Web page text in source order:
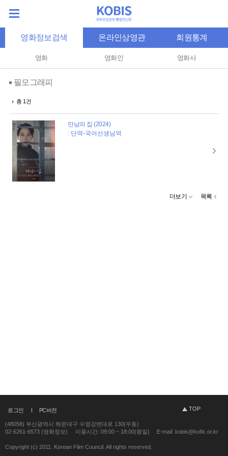
영화정보검색 온라인상영관 회원통계
영화 영화인 영화사
필모그래피
총 1건
만남의 집 (2024)
: 단역-국어선생님역
더보기 목록
로그인 PC버전 TOP
(48058) 부산광역시 해운대구 수영강변대로 130(우동)
02-6261-6573 (영화정보)
이용시간: 09:00 ~ 18:00(평일) E-mail: kobis@kofic.or.kr
Copyright (c) 2011. Korean Film Council. All rights reserved.